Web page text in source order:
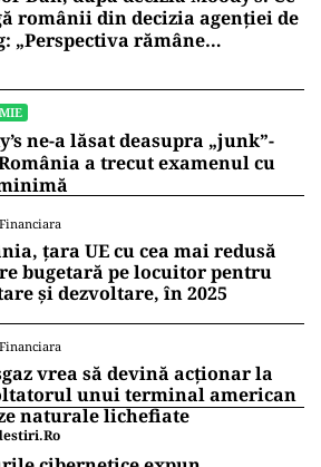
românii din decizia agenției de
„Perspectiva rămâne
ne-a lăsat deasupra „junk”-
a trecut examenul cu
țara UE cu cea mai redusă
bugetară pe locuitor pentru
și dezvoltare, în 2025
vrea să devină acționar la
unui terminal american
naturale lichefiate